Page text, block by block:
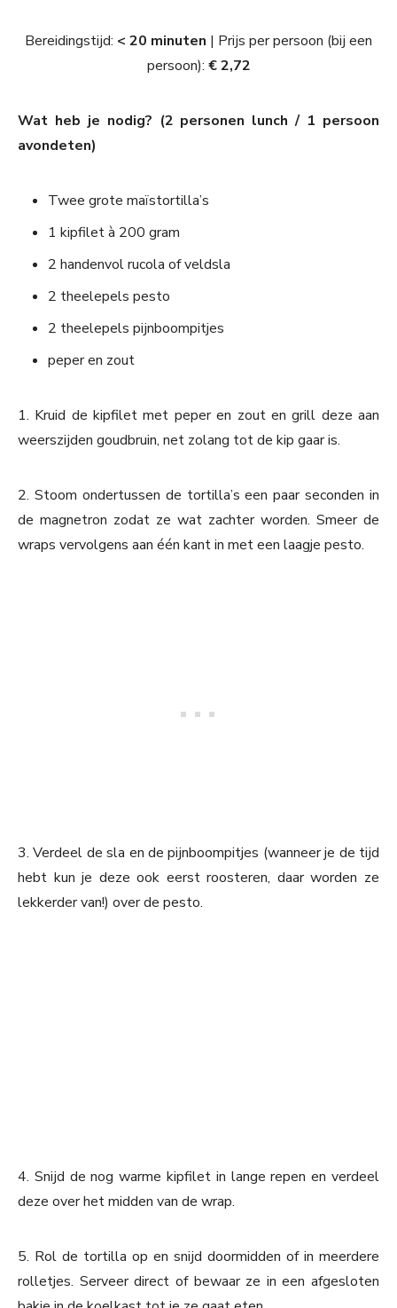
Bereidingstijd: < 20 minuten | Prijs per persoon (bij een
persoon): € 2,72
Wat heb je nodig? (2 personen lunch / 1 persoon
avondeten)
Twee grote maïstortilla’s
1 kipfilet à 200 gram
2 handenvol rucola of veldsla
2 theelepels pesto
2 theelepels pijnboompitjes
peper en zout
1. Kruid de kipfilet met peper en zout en grill deze aan
weerszijden goudbruin, net zolang tot de kip gaar is.
2. Stoom ondertussen de tortilla’s een paar seconden in
de magnetron zodat ze wat zachter worden. Smeer de
wraps vervolgens aan één kant in met een laagje pesto.
3. Verdeel de sla en de pijnboompitjes (wanneer je de tijd
hebt kun je deze ook eerst roosteren, daar worden ze
lekkerder van!) over de pesto.
4. Snijd de nog warme kipfilet in lange repen en verdeel
deze over het midden van de wrap.
5. Rol de tortilla op en snijd doormidden of in meerdere
rolletjes. Serveer direct of bewaar ze in een afgesloten